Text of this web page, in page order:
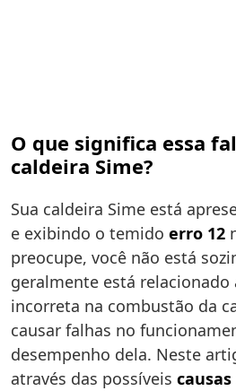
O que significa essa
caldeira Sime?
Sua caldeira Sime está
e exibindo o temido erro 12
preocupe, você não está
geralmente está
incorreta na combustão da
causar falhas no
desempenho dela. Neste
através das possíveis